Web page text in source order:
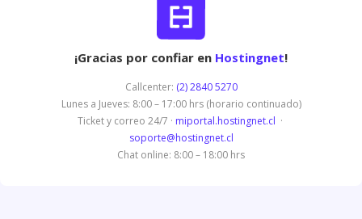
¡Gracias por confiar en Hostingnet!
Callcenter: (2) 2840 5270
Lunes a Jueves: 8:00 – 17:00 hrs (horario continuado)
Ticket y correo 24/7 · miportal.hostingnet.cl ·
soporte@hostingnet.cl
Chat online: 8:00 – 18:00 hrs